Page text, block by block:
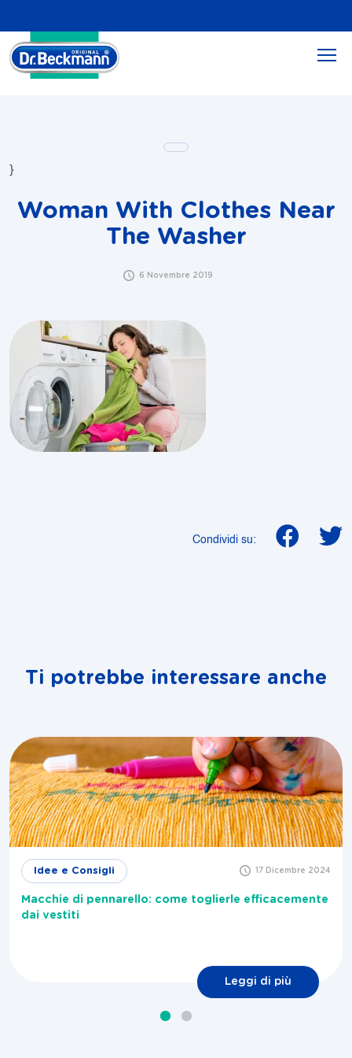
}
Woman With Clothes Near
The Washer
6 Novembre 2019
Condividi su:
Ti potrebbe interessare anche
Idee e Consigli 17 Dicembre 2024
Macchie di pennarello: come toglierle efficacemente
dai vestiti
Leggi di più